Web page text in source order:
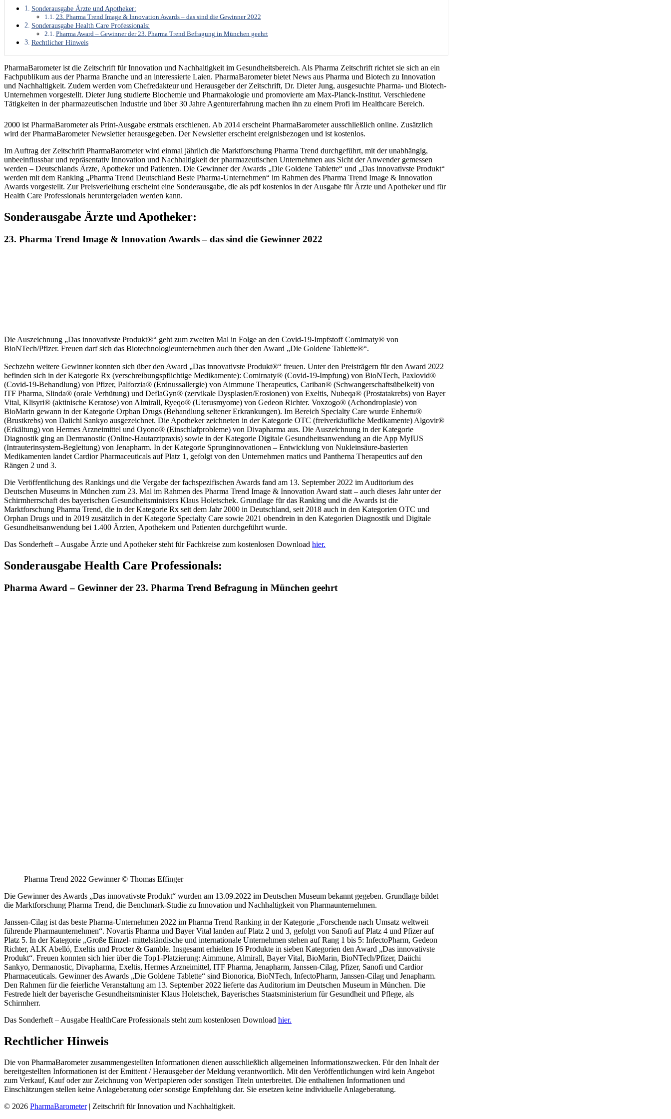
Sonderausgabe Ärzte und Apotheker:
23. Pharma Trend Image & Innovation Awards – das sind die Gewinner 2022
Sonderausgabe Health Care Professionals:
Pharma Award – Gewinner der 23. Pharma Trend Befragung in München geehrt
Rechtlicher Hinweis
PharmaBarometer ist die Zeitschrift für Innovation und Nachhaltigkeit im Gesundheitsbereich. Als Pharma Zeitschrift richtet sie sich an ein
Fachpublikum aus der Pharma Branche und an interessierte Laien. PharmaBarometer bietet News aus Pharma und Biotech zu Innovation
und Nachhaltigkeit. Zudem werden vom Chefredakteur und Herausgeber der Zeitschrift, Dr. Dieter Jung, ausgesuchte Pharma- und Biotech-
Unternehmen vorgestellt. Dieter Jung studierte Biochemie und Pharmakologie und promovierte am Max-Planck-Institut. Verschiedene
Tätigkeiten in der pharmazeutischen Industrie und über 30 Jahre Agenturerfahrung machen ihn zu einem Profi im Healthcare Bereich.
2000 ist PharmaBarometer als Print-Ausgabe erstmals erschienen. Ab 2014 erscheint PharmaBarometer ausschließlich online. Zusätzlich
wird der PharmaBarometer Newsletter herausgegeben. Der Newsletter erscheint ereignisbezogen und ist kostenlos.
Im Auftrag der Zeitschrift PharmaBarometer wird einmal jährlich die Marktforschung Pharma Trend durchgeführt, mit der unabhängig,
unbeeinflussbar und repräsentativ Innovation und Nachhaltigkeit der pharmazeutischen Unternehmen aus Sicht der Anwender gemessen
werden – Deutschlands Ärzte, Apotheker und Patienten. Die Gewinner der Awards „Die Goldene Tablette“ und „Das innovativste Produkt“
werden mit dem Ranking „Pharma Trend Deutschland Beste Pharma-Unternehmen“ im Rahmen des Pharma Trend Image & Innovation
Awards vorgestellt. Zur Preisverleihung erscheint eine Sonderausgabe, die als pdf kostenlos in der Ausgabe für Ärzte und Apotheker und für
Health Care Professionals heruntergeladen werden kann.
Sonderausgabe Ärzte und Apotheker:
23. Pharma Trend Image & Innovation Awards – das sind die Gewinner 2022
Die Auszeichnung „Das innovativste Produkt®“ geht zum zweiten Mal in Folge an den Covid-19-Impfstoff Comirnaty® von
BioNTech/Pfizer. Freuen darf sich das Biotechnologieunternehmen auch über den Award „Die Goldene Tablette®“.
Sechzehn weitere Gewinner konnten sich über den Award „Das innovativste Produkt®“ freuen. Unter den Preisträgern für den Award 2022
befinden sich in der Kategorie Rx (verschreibungspflichtige Medikamente): Comirnaty® (Covid-19-Impfung) von BioNTech, Paxlovid®
(Covid-19-Behandlung) von Pfizer, Palforzia® (Erdnussallergie) von Aimmune Therapeutics, Cariban® (Schwangerschaftsübelkeit) von
ITF Pharma, Slinda® (orale Verhütung) und DeflaGyn® (zervikale Dysplasien/Erosionen) von Exeltis, Nubeqa® (Prostatakrebs) von Bayer
Vital, Klisyri® (aktinische Keratose) von Almirall, Ryeqo® (Uterusmyome) von Gedeon Richter. Voxzogo® (Achondroplasie) von
BioMarin gewann in der Kategorie Orphan Drugs (Behandlung seltener Erkrankungen). Im Bereich Specialty Care wurde Enhertu®
(Brustkrebs) von Daiichi Sankyo ausgezeichnet. Die Apotheker zeichneten in der Kategorie OTC (freiverkäufliche Medikamente) Algovir®
(Erkältung) von Hermes Arzneimittel und Oyono® (Einschlafprobleme) von Divapharma aus. Die Auszeichnung in der Kategorie
Diagnostik ging an Dermanostic (Online-Hautarztpraxis) sowie in der Kategorie Digitale Gesundheitsanwendung an die App MyIUS
(Intrauterinsystem-Begleitung) von Jenapharm. In der Kategorie Sprunginnovationen – Entwicklung von Nukleinsäure-basierten
Medikamenten landet Cardior Pharmaceuticals auf Platz 1, gefolgt von den Unternehmen rnatics und Pantherna Therapeutics auf den
Rängen 2 und 3.
Die Veröffentlichung des Rankings und die Vergabe der fachspezifischen Awards fand am 13. September 2022 im Auditorium des
Deutschen Museums in München zum 23. Mal im Rahmen des Pharma Trend Image & Innovation Award statt – auch dieses Jahr unter der
Schirmherrschaft des bayerischen Gesundheitsministers Klaus Holetschek. Grundlage für das Ranking und die Awards ist die
Marktforschung Pharma Trend, die in der Kategorie Rx seit dem Jahr 2000 in Deutschland, seit 2018 auch in den Kategorien OTC und
Orphan Drugs und in 2019 zusätzlich in der Kategorie Specialty Care sowie 2021 obendrein in den Kategorien Diagnostik und Digitale
Gesundheitsanwendung bei 1.400 Ärzten, Apothekern und Patienten durchgeführt wurde.
Das Sonderheft – Ausgabe Ärzte und Apotheker steht für Fachkreise zum kostenlosen Download hier.
Sonderausgabe Health Care Professionals:
Pharma Award – Gewinner der 23. Pharma Trend Befragung in München geehrt
Pharma Trend 2022 Gewinner © Thomas Effinger
Die Gewinner des Awards „Das innovativste Produkt“ wurden am 13.09.2022 im Deutschen Museum bekannt gegeben. Grundlage bildet
die Marktforschung Pharma Trend, die Benchmark-Studie zu Innovation und Nachhaltigkeit von Pharmaunternehmen.
Janssen-Cilag ist das beste Pharma-Unternehmen 2022 im Pharma Trend Ranking in der Kategorie „Forschende nach Umsatz weltweit
führende Pharmaunternehmen“. Novartis Pharma und Bayer Vital landen auf Platz 2 und 3, gefolgt von Sanofi auf Platz 4 und Pfizer auf
Platz 5. In der Kategorie „Große Einzel- mittelständische und internationale Unternehmen stehen auf Rang 1 bis 5: InfectoPharm, Gedeon
Richter, ALK Abelló, Exeltis und Procter & Gamble. Insgesamt erhielten 16 Produkte in sieben Kategorien den Award „Das innovativste
Produkt“. Freuen konnten sich hier über die Top1-Platzierung: Aimmune, Almirall, Bayer Vital, BioMarin, BioNTech/Pfizer, Daiichi
Sankyo, Dermanostic, Divapharma, Exeltis, Hermes Arzneimittel, ITF Pharma, Jenapharm, Janssen-Cilag, Pfizer, Sanofi und Cardior
Pharmaceuticals. Gewinner des Awards „Die Goldene Tablette“ sind Bionorica, BioNTech, InfectoPharm, Janssen-Cilag und Jenapharm.
Den Rahmen für die feierliche Veranstaltung am 13. September 2022 lieferte das Auditorium im Deutschen Museum in München. Die
Festrede hielt der bayerische Gesundheitsminister Klaus Holetschek, Bayerisches Staatsministerium für Gesundheit und Pflege, als
Schirmherr.
Das Sonderheft – Ausgabe HealthCare Professionals steht zum kostenlosen Download hier.
Rechtlicher Hinweis
Die von PharmaBarometer zusammengestellten Informationen dienen ausschließlich allgemeinen Informationszwecken. Für den Inhalt der
bereitgestellten Informationen ist der Emittent / Herausgeber der Meldung verantwortlich. Mit den Veröffentlichungen wird kein Angebot
zum Verkauf, Kauf oder zur Zeichnung von Wertpapieren oder sonstigen Titeln unterbreitet. Die enthaltenen Informationen und
Einschätzungen stellen keine Anlageberatung oder sonstige Empfehlung dar. Sie ersetzen keine individuelle Anlageberatung.
© 2026 PharmaBarometer| Zeitschrift für Innovation und Nachhaltigkeit.